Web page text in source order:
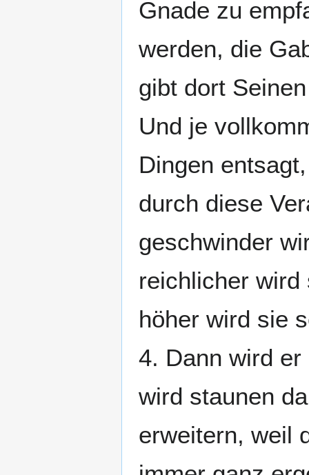
Gnade zu
werden, die
gibt dort
Und je
Dingen
durch diese
geschwinder
reichlicher wird
höher wird sie
4. Dann wird
wird staunen
erweitern, weil